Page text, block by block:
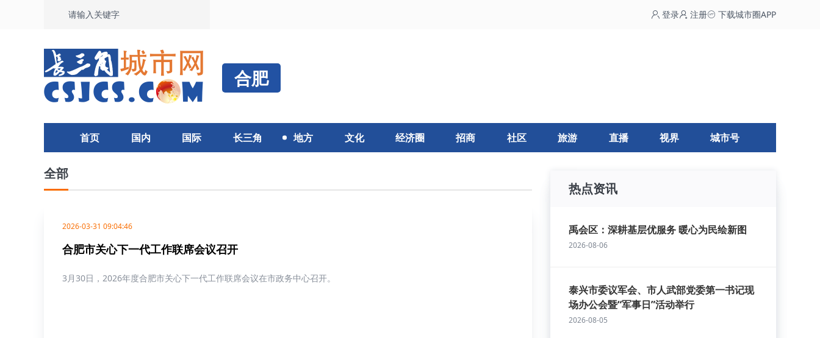
登录 注册 下载城市圈APP
合肥
首页 国内 国际 长三角 地方 文化 经济圈 招商 社区 旅游 直播 视界 城市号
全部
2026-03-31 09:04:46
合肥市关心下一代工作联席会议召开
3月30日，2026年度合肥市关心下一代工作联席会议在市政务中心召开。
热点资讯
禹会区：深耕基层优服务 暖心为民绘新图
2026-08-06
泰兴市委议军会、市人武部党委第一书记现
场办公会暨“军事日”活动举行
2026-08-05